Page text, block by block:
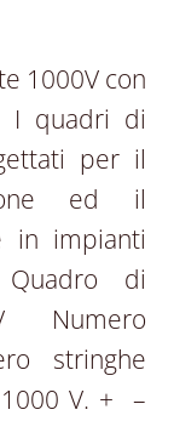
1000V con
I quadri di
per il
ed il
in impianti
Quadro di
Numero
stringhe
V. + –